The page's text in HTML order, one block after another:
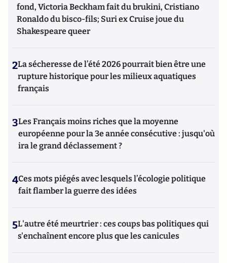
fond, Victoria Beckham fait du brukini, Cristiano
Ronaldo du bisco-fils; Suri ex Cruise joue du
Shakespeare queer
2La sécheresse de l’été 2026 pourrait bien être une
rupture historique pour les milieux aquatiques
français
3Les Français moins riches que la moyenne
européenne pour la 3e année consécutive : jusqu'où
ira le grand déclassement ?
4Ces mots piégés avec lesquels l’écologie politique
fait flamber la guerre des idées
5L'autre été meurtrier : ces coups bas politiques qui
s'enchaînent encore plus que les canicules